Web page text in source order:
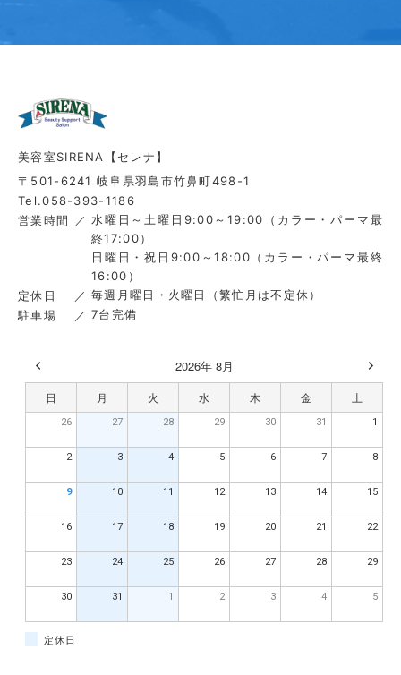
美容室SIRENA【セレナ】
〒501-6241 岐阜県羽島市竹鼻町498-1
Tel.058-393-1186
営業時間
水曜日～土曜日9:00～19:00（カラー・パーマ最
終17:00）
日曜日・祝日9:00～18:00（カラー・パーマ最終
16:00）
定休日
毎週月曜日・火曜日（繁忙月は不定休）
駐車場
7台完備
2026年 8月
日 月 火 水 木 金 土
26 27 28 29 30 31 1
2 3 4 5 6 7 8
9 10 11 12 13 14 15
16 17 18 19 20 21 22
23 24 25 26 27 28 29
30 31 1 2 3 4 5
定休日